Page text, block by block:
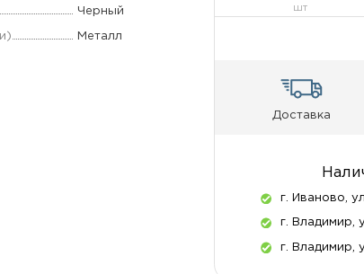
Черный
Металл
шт
Доставка
г. Иваново,
г. Владимир,
г. Владимир,